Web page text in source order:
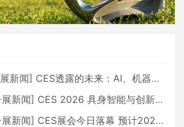
新闻] CES透露的未来：AI、机器人与智能生活大爆发
新闻] CES 2026 具身智能与创新领域 中国公司大放异彩
新闻] CES展会今日落幕 预计2026行业收入将超五千亿美元